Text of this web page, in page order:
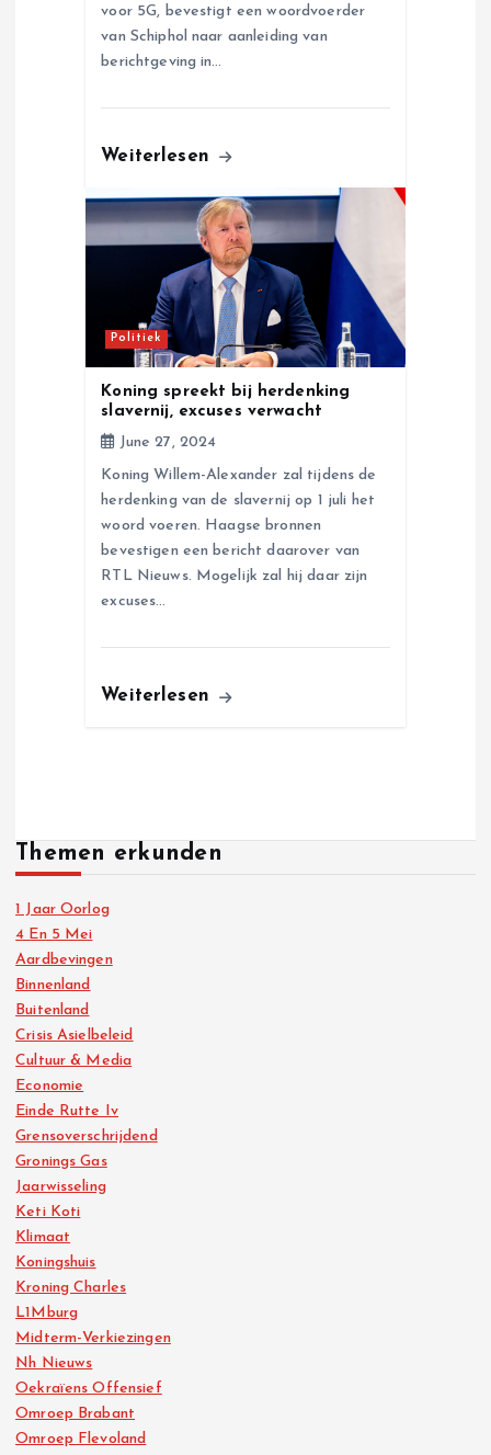
voor 5G, bevestigt een woordvoerder
van Schiphol naar aanleiding van
berichtgeving in…
Weiterlesen
Politiek
Koning spreekt bij herdenking
slavernij, excuses verwacht
June 27, 2024
Koning Willem-Alexander zal tijdens de
herdenking van de slavernij op 1 juli het
woord voeren. Haagse bronnen
bevestigen een bericht daarover van
RTL Nieuws. Mogelijk zal hij daar zijn
excuses…
Weiterlesen
Themen erkunden
1 Jaar Oorlog
4 En 5 Mei
Aardbevingen
Binnenland
Buitenland
Crisis Asielbeleid
Cultuur & Media
Economie
Einde Rutte Iv
Grensoverschrijdend
Gronings Gas
Jaarwisseling
Keti Koti
Klimaat
Koningshuis
Kroning Charles
L1Mburg
Midterm-Verkiezingen
Nh Nieuws
Oekraïens Offensief
Omroep Brabant
Omroep Flevoland